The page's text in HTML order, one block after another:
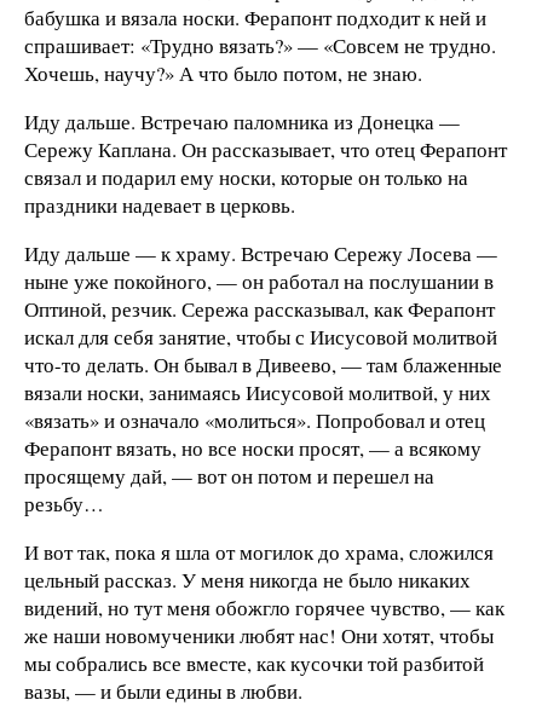
бабушка и вязала носки. Ферапонт подходит к ней и
спрашивает: «Трудно вязать?» — «Совсем не трудно.
Хочешь, научу?» А что было потом, не знаю.
Иду дальше. Встречаю паломника из Донецка —
Сережу Каплана. Он рассказывает, что отец Ферапонт
связал и подарил ему носки, которые он только на
праздники надевает в церковь.
Иду дальше — к храму. Встречаю Сережу Лосева —
ныне уже покойного, — он работал на послушании в
Оптиной, резчик. Сережа рассказывал, как Ферапонт
искал для себя занятие, чтобы с Иисусовой молитвой
что-то делать. Он бывал в Дивеево, — там блаженные
вязали носки, занимаясь Иисусовой молитвой, у них
«вязать» и означало «молиться». Попробовал и отец
Ферапонт вязать, но все носки просят, — а всякому
просящему дай, — вот он потом и перешел на
резьбу…
И вот так, пока я шла от могилок до храма, сложился
цельный рассказ. У меня никогда не было никаких
видений, но тут меня обожгло горячее чувство, — как
же наши новомученики любят нас! Они хотят, чтобы
мы собрались все вместе, как кусочки той разбитой
вазы, — и были едины в любви.